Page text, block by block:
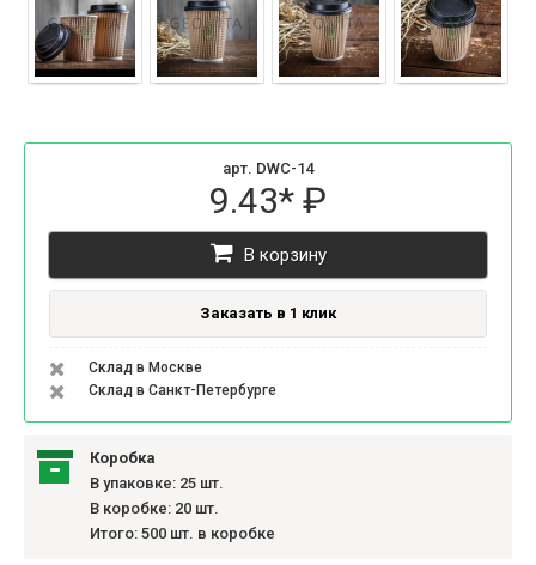
арт. DWC-14
9.43* ₽
В корзину
Заказать в 1 клик
Склад в Москве
Склад в Санкт-Петербурге
Коробка
В упаковке: 25 шт.
В коробке: 20 шт.
Итого: 500 шт. в коробке